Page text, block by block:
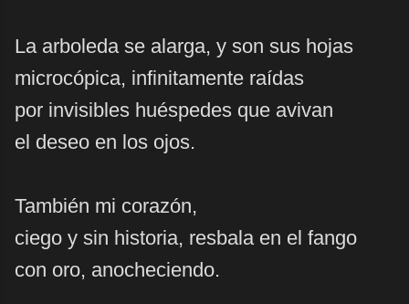
La arboleda se alarga, y son sus hojas
microcópica, infinitamente raídas
por invisibles huéspedes que avivan
el deseo en los ojos.
También mi corazón,
ciego y sin historia, resbala en el fango
con oro, anocheciendo.